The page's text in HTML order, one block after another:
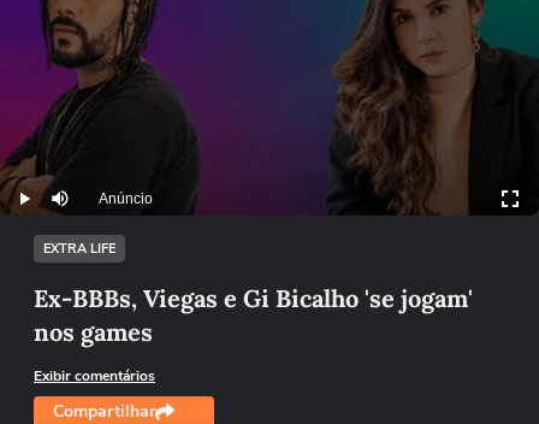
Play Mutar Anúncio
EXTRA LIFE
Ex-BBBs, Viegas e Gi Bicalho 'se jogam'
nos games
Exibir comentários
Compartilhar